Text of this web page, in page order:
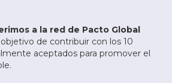
a la red de Pacto Global
de contribuir con los 10
aceptados para promover el